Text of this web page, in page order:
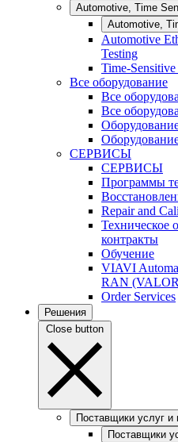
Automotive, Time
Automotive,
Automotive
Testing
Time-
Все оборудование
Все
Все
СЕРВИСЫ
СЕРВИСЫ
Программы
Repair and
Техническое
контракты
Обучение
VIAVI
RAN
Order Services
Решения
Close button
Поставщики услуг и
Поставщики